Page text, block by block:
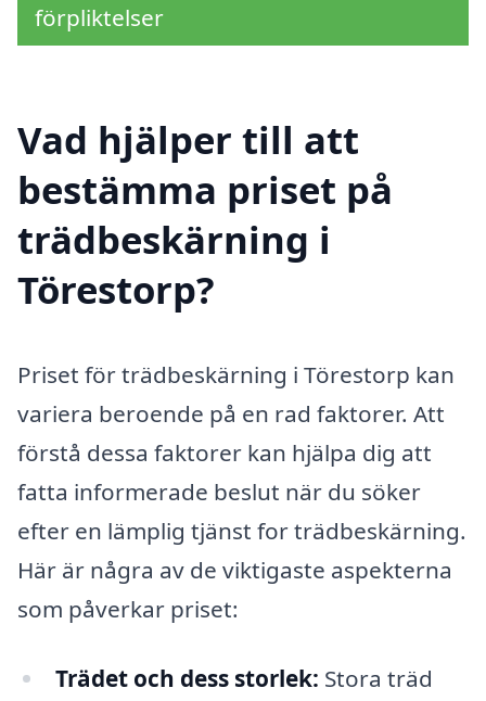
förpliktelser
Vad hjälper till att
bestämma priset på
trädbeskärning i
Törestorp?
Priset för trädbeskärning i Törestorp kan
variera beroende på en rad faktorer. Att
förstå dessa faktorer kan hjälpa dig att
fatta informerade beslut när du söker
efter en lämplig tjänst for trädbeskärning.
Här är några av de viktigaste aspekterna
som påverkar priset:
Trädet och dess storlek: Stora träd